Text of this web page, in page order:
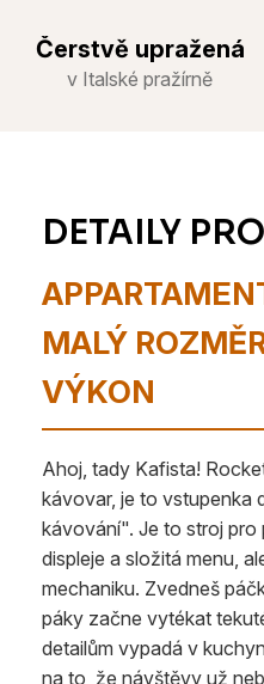
Čerstvě upražená
v Italské pražírně
MALÝ
VÝKON
Ahoj, tady Kafista!
kávovar, je to vstupenka
kávování". Je to stroj pro
displeje a složitá menu,
mechaniku. Zvedneš
páky začne vytékat
detailům vypadá v
na to, že návštěvy už